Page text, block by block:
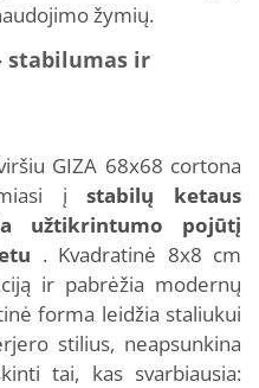
žymių.
stabilumas ir
GIZA 68x68 cortona
įstabilų ketaus
užtikrintumo pojūtį
. Kvadratinė 8x8 cm
ir pabrėžia modernų
forma leidžia staliukui
stilius, neapsunkina
tai, kas svarbiausia: